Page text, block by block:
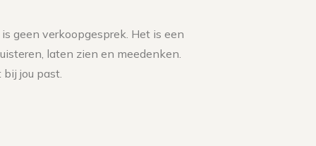
geen verkoopgesprek. Het is een
laten zien en meedenken.
jou past.